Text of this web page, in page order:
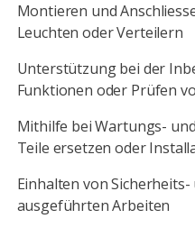
Montieren und
Leuchten oder Verteilern
Unterstützung bei der
Funktionen oder Prüfen
Mithilfe bei Wartungs-
Teile ersetzen oder
Einhalten von
ausgeführten Arbeiten